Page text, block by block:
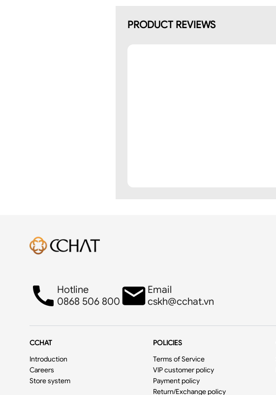
PRODUCT REVIEWS
Hotline
0868 506 800
Email
cskh@cchat.vn
CCHAT
Introduction
Careers
Store system
POLICIES
Terms of Service
VIP customer policy
Payment policy
Return/Exchange policy